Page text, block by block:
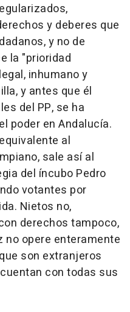
y deberes que
y no de
la "prioridad
inhumano y
y antes que él
del PP, se ha
poder en Andalucía.
al
sale así al
del íncubo Pedro
votantes por
Nietos no,
derechos tampoco,
no opere enteramente
son extranjeros
con todas sus